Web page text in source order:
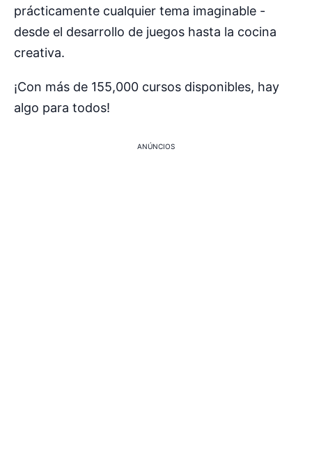
prácticamente cualquier tema imaginable -
desde el desarrollo de juegos hasta la cocina
creativa.
¡Con más de 155,000 cursos disponibles, hay
algo para todos!
ANÚNCIOS